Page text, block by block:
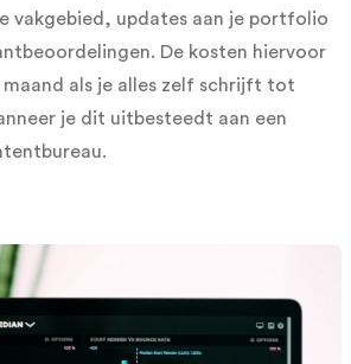
vakgebied, updates aan je portfolio
De kosten hiervoor
als je alles zelf schrijft tot
je dit uitbesteedt aan een